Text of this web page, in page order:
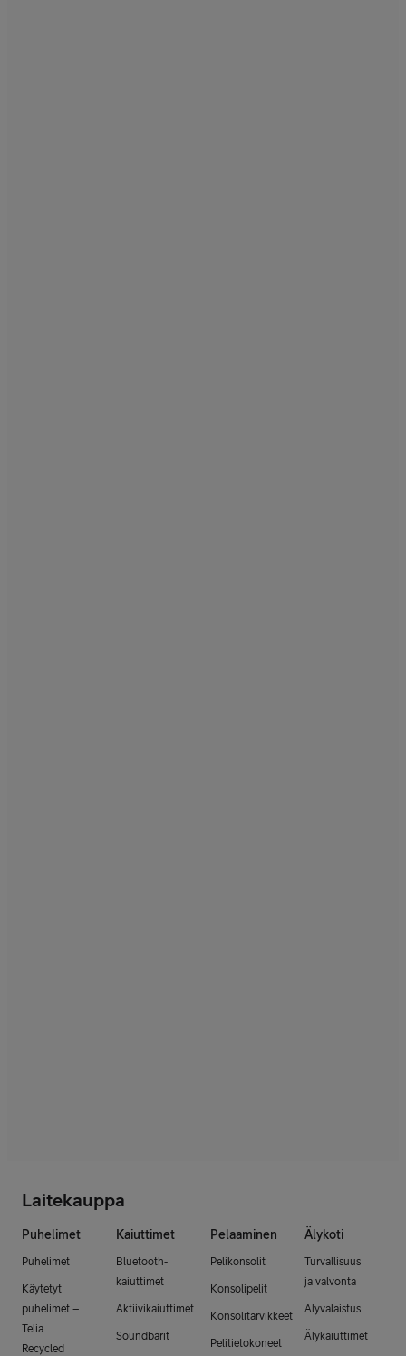
Laitekauppa
Puhelimet
Puhelimet
Käytetyt
puhelimet –
Telia
Recycled
Kaiuttimet
Bluetooth-
kaiuttimet
Aktiivikaiuttimet
Soundbarit
Pelaaminen
Pelikonsolit
Konsolipelit
Konsolitarvikkeet
Pelitietokoneet
Älykoti
Turvallisuus
ja valvonta
Älyvalaistus
Älykaiuttimet